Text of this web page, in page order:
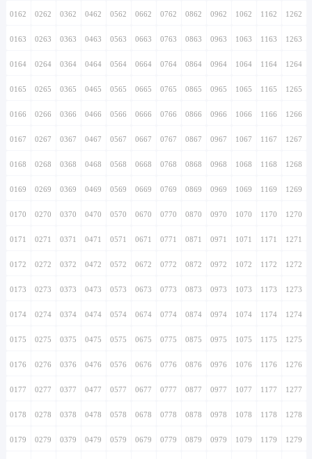
0162 0262 0362 0462 0562 0662 0762 0862 0962 1062 1162 1262
0163 0263 0363 0463 0563 0663 0763 0863 0963 1063 1163 1263
0164 0264 0364 0464 0564 0664 0764 0864 0964 1064 1164 1264
0165 0265 0365 0465 0565 0665 0765 0865 0965 1065 1165 1265
0166 0266 0366 0466 0566 0666 0766 0866 0966 1066 1166 1266
0167 0267 0367 0467 0567 0667 0767 0867 0967 1067 1167 1267
0168 0268 0368 0468 0568 0668 0768 0868 0968 1068 1168 1268
0169 0269 0369 0469 0569 0669 0769 0869 0969 1069 1169 1269
0170 0270 0370 0470 0570 0670 0770 0870 0970 1070 1170 1270
0171 0271 0371 0471 0571 0671 0771 0871 0971 1071 1171 1271
0172 0272 0372 0472 0572 0672 0772 0872 0972 1072 1172 1272
0173 0273 0373 0473 0573 0673 0773 0873 0973 1073 1173 1273
0174 0274 0374 0474 0574 0674 0774 0874 0974 1074 1174 1274
0175 0275 0375 0475 0575 0675 0775 0875 0975 1075 1175 1275
0176 0276 0376 0476 0576 0676 0776 0876 0976 1076 1176 1276
0177 0277 0377 0477 0577 0677 0777 0877 0977 1077 1177 1277
0178 0278 0378 0478 0578 0678 0778 0878 0978 1078 1178 1278
0179 0279 0379 0479 0579 0679 0779 0879 0979 1079 1179 1279